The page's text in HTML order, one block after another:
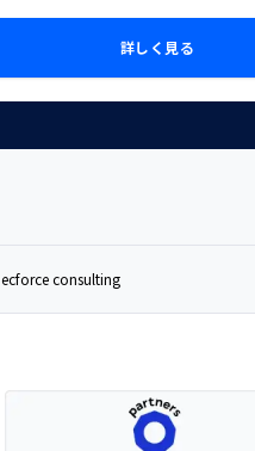
詳しく見る
ecforce consulting